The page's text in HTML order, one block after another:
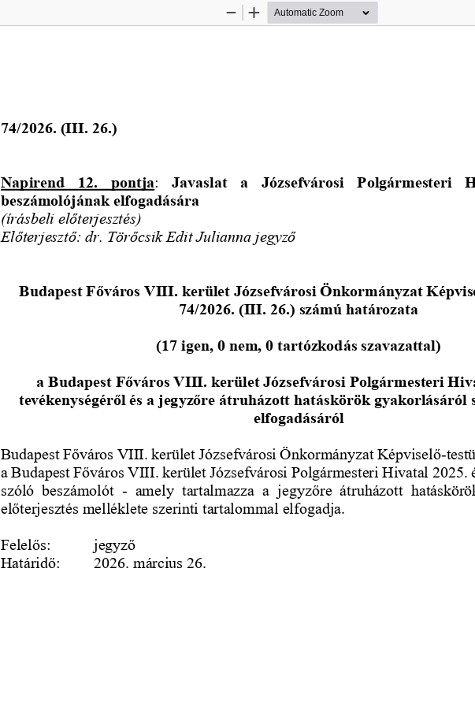
Zoom
Zoom
74/2026. (III. 26.)
Napirend  12.  pontja:
Javaslat  a  Józsefvárosi  Polgármesteri
beszámolójának elfogadására
(írásbeli előterjesztés)
Előterjesztő: dr. Törőcsik Edit Julianna jegyző
Budapest Főváros VIII. kerület Józsefvárosi Önkormányzat
74/2026. (III. 26.) számú határozata
(17 igen, 0 nem, 0 tartózkodás szavazattal)
a Budapest Főváros VIII. kerület Józsefvárosi Polgármesteri
tevékenységéről és a jegyzőre átruházott hatáskörök gyakorlásáról
elfogadásáról
Budapest Főváros VIII. kerület Józsefvárosi Önkormányzat Képviselő-
a Budapest Főváros VIII. kerület Józsefvárosi Polgármesteri Hivatal 2025.
szóló  beszámolót - amely  tartalmazza  a  jegyzőre  átruházott
előterjesztés melléklete szerinti tartalommal elfogadja.
Felelős:
jegyző
Határidő:
2026. március 26.